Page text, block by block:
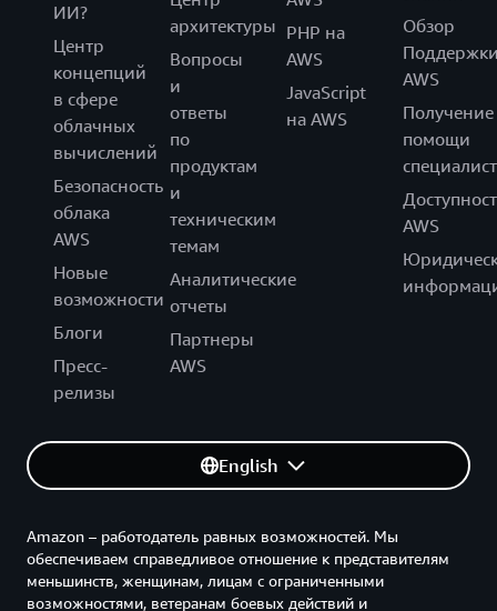
ИИ?
Центр
концепций
в сфере
облачных
вычислений
Безопасность
облака
AWS
Новые
возможности
Блоги
Пресс-
релизы
архитектуры
Вопросы
и
ответы
по
продуктам
и
техническим
темам
Аналитические
отчеты
Партнеры
AWS
PHP на
AWS
JavaScript
на AWS
Обзор
AWS
Получение
помощи
AWS
English
Amazon – работодатель равных возможностей. Мы
обеспечиваем справедливое отношение к представителям
меньшинств, женщинам, лицам с ограниченными
возможностями, ветеранам боевых действий и